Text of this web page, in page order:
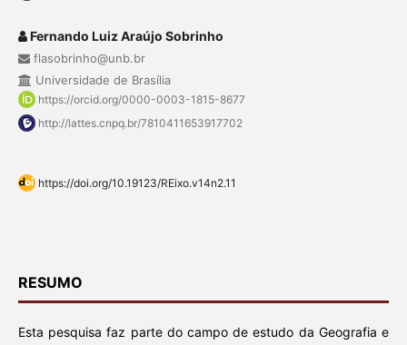
Fernando Luiz Araújo Sobrinho
flasobrinho@unb.br
Universidade de Brasília
https://orcid.org/0000-0003-1815-8677
http://lattes.cnpq.br/7810411653917702
https://doi.org/10.19123/REixo.v14n2.11
RESUMO
Esta pesquisa faz parte do campo de estudo da Geografia e